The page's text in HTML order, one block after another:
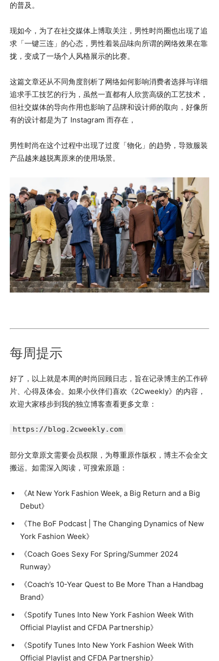
的普及。
现如今，为了在社交媒体上博取关注，男性时尚圈也出现了追
求「一键三连」的心态，男性着装品味向所谓的网络效果在靠
拢，变成了一场个人风格展示的比赛。
这篇文章还从不同角度剖析了网络如何影响消费者选择与详细
追求手工技艺的行为，虽然一直都有人欣赏高级的工艺技术，
但社交媒体的导向作用也影响了品牌和设计师的取向，好像所
有的设计都是为了 Instagram 而存在，
男性时尚在这个过程中出现了过度「物化」的趋势，导致服装
产品越来越脱离原来的使用场景。
每周提示
好了，以上就是本周的时尚回顾日志，旨在记录博主的工作碎
片、心得及体会。如果小伙伴们喜欢《2Cweekly》的内容，
欢迎大家移步到我的独立博客查看更多文章：
https://blog.2cweekly.com
部分文章原文需要会员权限，为尊重原作版权，博主不会全文
搬运。如需深入阅读，可搜索原题：
《At New York Fashion Week, a Big Return and a Big
Debut》
《The BoF Podcast | The Changing Dynamics of New
York Fashion Week》
《Coach Goes Sexy For Spring/Summer 2024
Runway》
《Coach’s 10-Year Quest to Be More Than a Handbag
Brand》
《Spotify Tunes Into New York Fashion Week With
Official Playlist and CFDA Partnership》
《Spotify Tunes Into New York Fashion Week With
Official Playlist and CFDA Partnership》